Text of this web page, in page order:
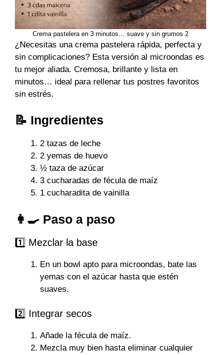
Crema pastelera en 3 minutos… suave y sin grumos 2
¿Necesitas una crema pastelera rápida, perfecta y
sin complicaciones? Esta versión al microondas es
tu mejor aliada. Cremosa, brillante y lista en
minutos… ideal para rellenar tus postres favoritos
sin estrés.
📝 Ingredientes
2 tazas de leche
2 yemas de huevo
½ taza de azúcar
3 cucharadas de fécula de maíz
1 cucharadita de vainilla
👩‍🍳 Paso a paso
1️⃣ Mezclar la base
En un bowl apto para microondas, bate las
yemas con el azúcar hasta que estén
suaves.
2️⃣ Integrar secos
Añade la fécula de maíz.
Mezcla muy bien hasta eliminar cualquier